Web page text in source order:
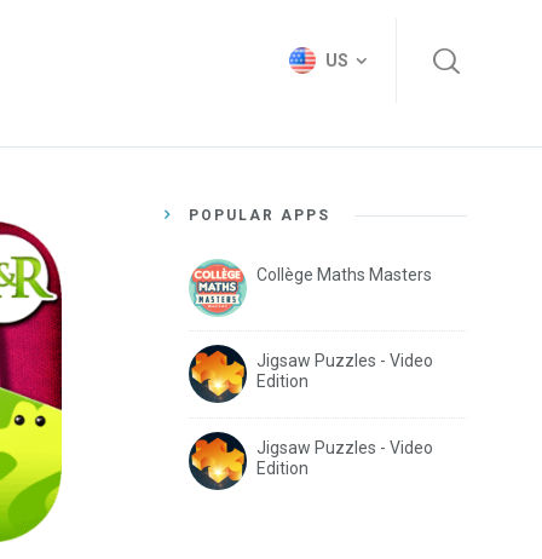
US
POPULAR APPS
Collège Maths Masters
Jigsaw Puzzles - Video
Edition
Jigsaw Puzzles - Video
Edition